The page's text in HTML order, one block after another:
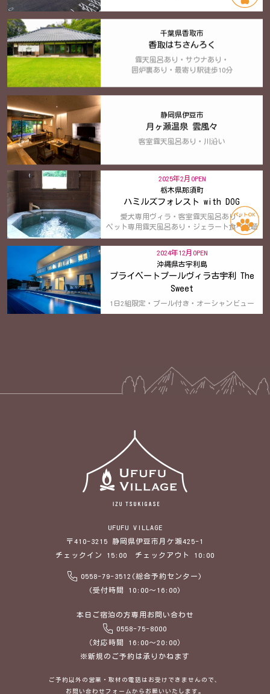
千葉県香取市
香取はちさんろく
露天風呂あり・サウナあり・
囲炉裏あり・最寄り駅徒歩10分
静岡県伊豆市
月ヶ瀬温泉 雲風々
客室露天風呂あり・川沿い
2025年2月OPEN
栃木県那須町
ハミルズフォレスト with DOG
愛犬専用ヴィラ・客室露天風呂あり・
ペット専用露天風呂あり・ジェラート食べ放題
2024年12月OPEN
沖縄県古宇利島
プライベートプールヴィラ古宇利 The
Sweet
1日2組限定・プール付き・オーシャンビュー
UFUFU VILLAGE
〒410-3215 静岡県伊豆市月ケ瀬425-1
チェックイン 15:00 チェックアウト 10:00
0558-79-3512(総合予約センター)
(受付時間 10:00～16:00)
本日ご宿泊の方専用お問い合わせ
0558-75-8000
（対応時間 16:00～20:00）
※新規のご予約は承りかねます
ご予約以外の営業・取材の電話はお受けできませんので、
お問い合わせフォームからお願いいたします。